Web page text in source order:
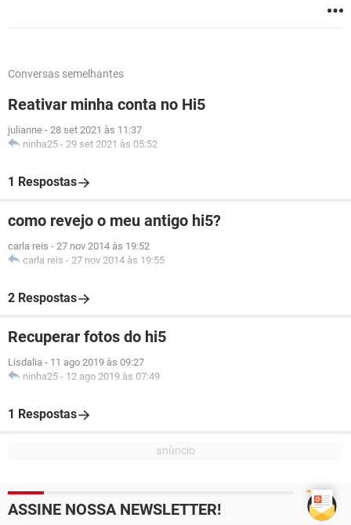
Conversas semelhantes
Reativar minha conta no Hi5
julianne - 28 set 2021 às 11:37
ninha25 - 29 set 2021 às 05:52
1 Respostas
como revejo o meu antigo hi5?
carla reis - 27 nov 2014 às 19:52
carla reis - 27 nov 2014 às 19:55
2 Respostas
Recuperar fotos do hi5
Lisdalia - 11 ago 2019 às 09:27
ninha25 - 12 ago 2019 às 07:49
1 Respostas
ASSINE NOSSA NEWSLETTER!